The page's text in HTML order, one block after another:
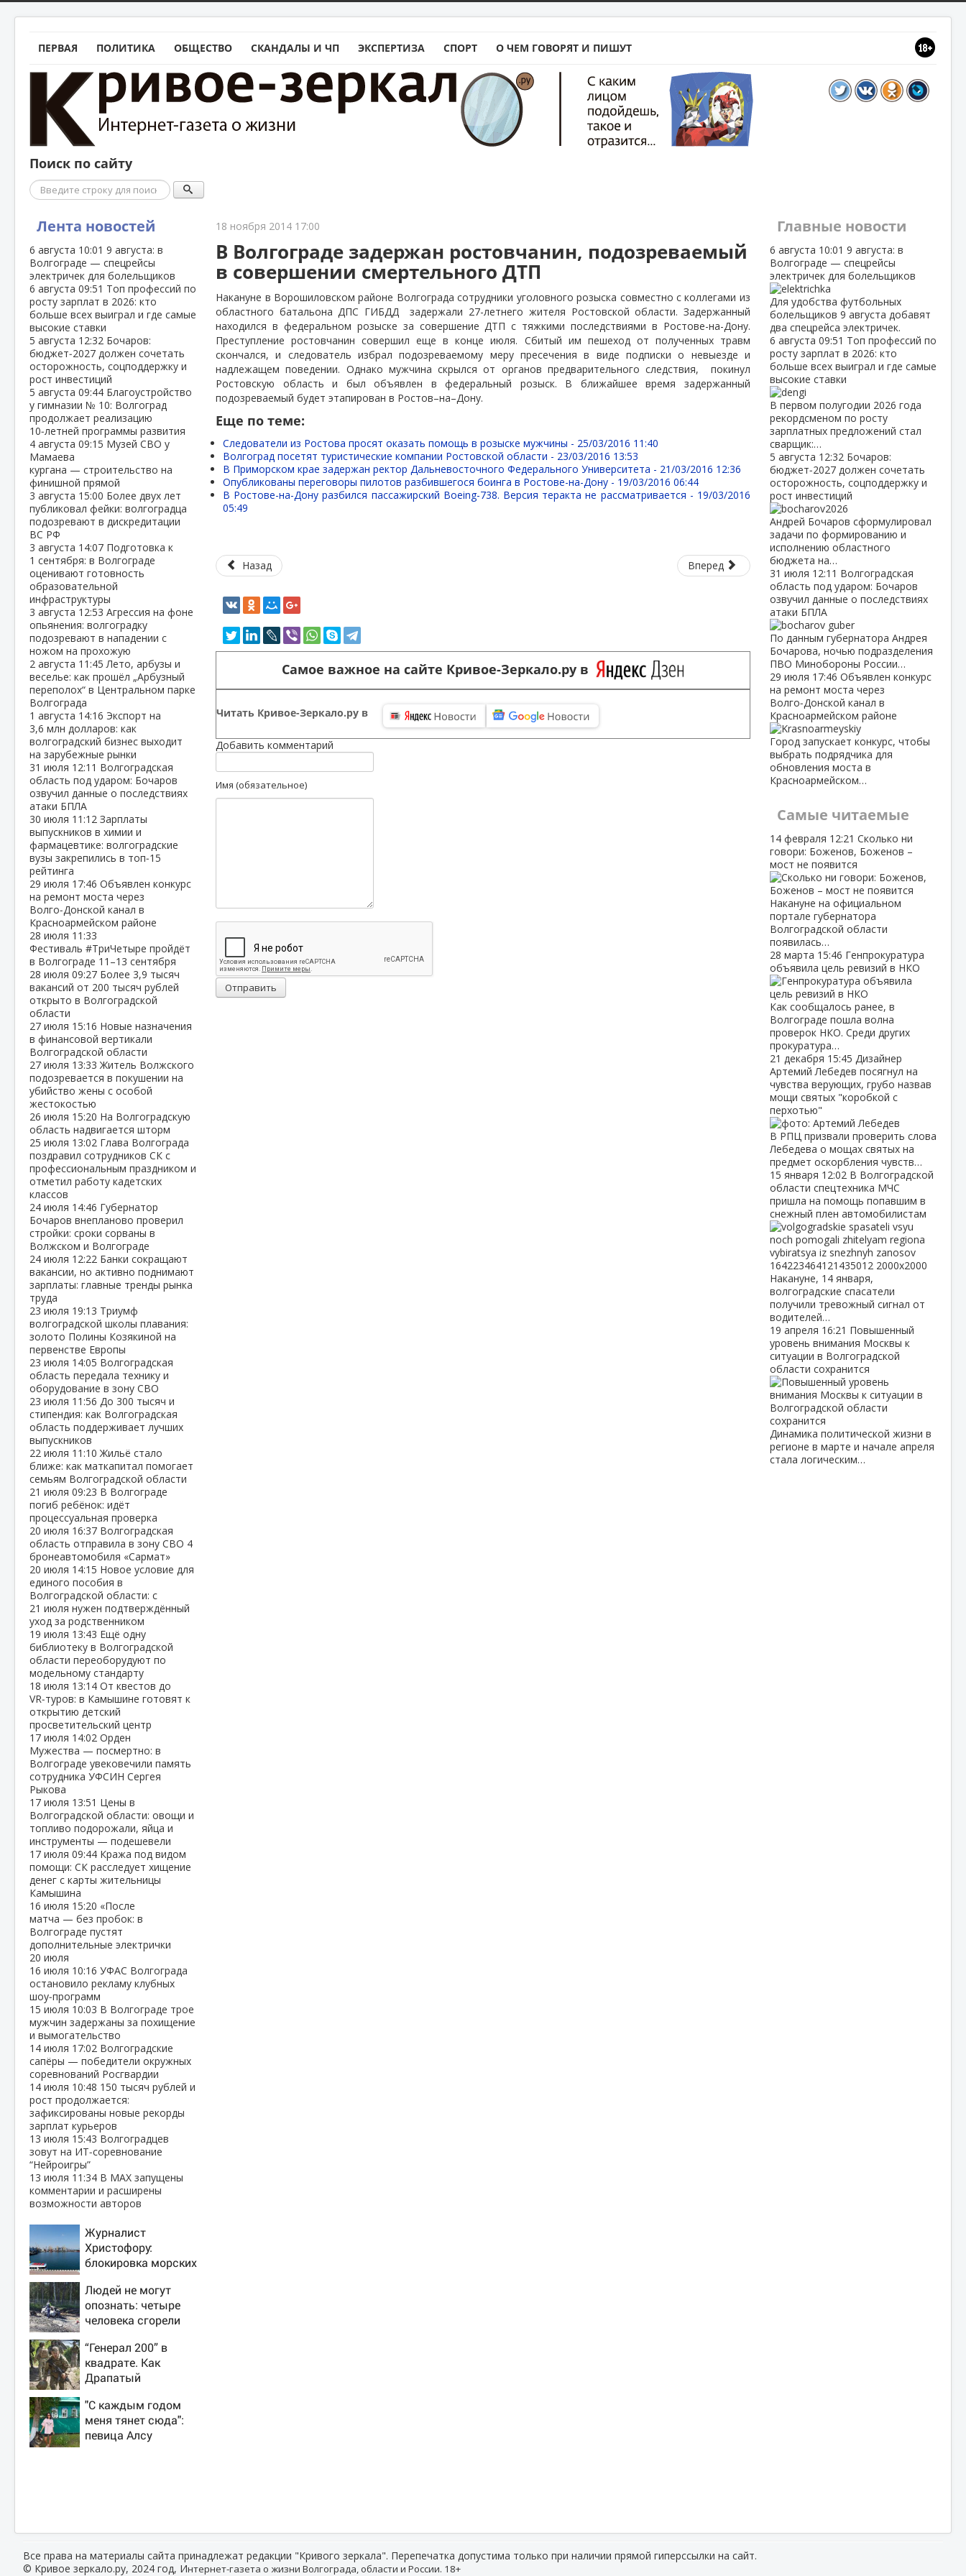
ПЕРВАЯ ПОЛИТИКА ОБЩЕСТВО СКАНДАЛЫ И ЧП ЭКСПЕРТИЗА СПОРТ О ЧЕМ ГОВОРЯТ И ПИШУТ
Поиск по сайту
Поиск
Лента новостей
6 августа 10:01 9 августа: в
Волгограде — спецрейсы
электричек для болельщиков
6 августа 09:51 Топ профессий по
росту зарплат в 2026: кто
больше всех выиграл и где самые
высокие ставки
5 августа 12:32 Бочаров:
бюджет‑2027 должен сочетать
осторожность, соцподдержку и
рост инвестиций
5 августа 09:44 Благоустройство
у гимназии № 10: Волгоград
продолжает реализацию
10‑летней программы развития
4 августа 09:15 Музей СВО у
Мамаева
кургана — строительство на
финишной прямой
3 августа 15:00 Более двух лет
публиковал фейки: волгоградца
подозревают в дискредитации
ВС РФ
3 августа 14:07 Подготовка к
1 сентября: в Волгограде
оценивают готовность
образовательной
инфраструктуры
3 августа 12:53 Агрессия на фоне
опьянения: волгоградку
подозревают в нападении с
ножом на прохожую
2 августа 11:45Лето, арбузы и
веселье: как прошёл „Арбузный
переполох“ в Центральном парке
Волгограда
1 августа 14:16 Экспорт на
3,6 млн долларов: как
волгоградский бизнес выходит
на зарубежные рынки
31 июля 12:11 Волгоградская
область под ударом: Бочаров
озвучил данные о последствиях
атаки БПЛА
30 июля 11:12 Зарплаты
выпускников в химии и
фармацевтике: волгоградские
вузы закрепились в топ‑15
рейтинга
29 июля 17:46 Объявлен конкурс
на ремонт моста через
Волго‑Донской канал в
Красноармейском районе
28 июля 11:33
Фестиваль #ТриЧетыре пройдёт
в Волгограде 11–13 сентября
28 июля 09:27 Более 3,9 тысяч
вакансий от 200 тысяч рублей
открыто в Волгоградской
области
27 июля 15:16 Новые назначения
в финансовой вертикали
Волгоградской области
27 июля 13:33Житель Волжского
подозревается в покушении на
убийство жены с особой
жестокостью
26 июля 15:20 На Волгоградскую
область надвигается шторм
25 июля 13:02 Глава Волгограда
поздравил сотрудников СК с
профессиональным праздником и
отметил работу кадетских
классов
24 июля 14:46 Губернатор
Бочаров внепланово проверил
стройки: сроки сорваны в
Волжском и Волгограде
24 июля 12:22 Банки сокращают
вакансии, но активно поднимают
зарплаты: главные тренды рынка
труда
23 июля 19:13 Триумф
волгоградской школы плавания:
золото Полины Козякиной на
первенстве Европы
23 июля 14:05 Волгоградская
область передала технику и
оборудование в зону СВО
23 июля 11:56 До 300 тысяч и
стипендия: как Волгоградская
область поддерживает лучших
выпускников
22 июля 11:10Жильё стало
ближе: как маткапитал помогает
семьям Волгоградской области
21 июля 09:23 В Волгограде
погиб ребёнок: идёт
процессуальная проверка
20 июля 16:37 Волгоградская
область отправила в зону СВО 4
бронеавтомобиля «Сармат»
20 июля 14:15 Новое условие для
единого пособия в
Волгоградской области: с
21 июля нужен подтверждённый
уход за родственником
19 июля 13:43 Ещё одну
библиотеку в Волгоградской
области переоборудуют по
модельному стандарту
18 июля 13:14 От квестов до
VR‑туров: в Камышине готовят к
открытию детский
просветительский центр
17 июля 14:02 Орден
Мужества — посмертно: в
Волгограде увековечили память
сотрудника УФСИН Сергея
Рыкова
17 июля 13:51 Цены в
Волгоградской области: овощи и
топливо подорожали, яйца и
инструменты — подешевели
17 июля 09:44 Кража под видом
помощи: СК расследует хищение
денег с карты жительницы
Камышина
16 июля 15:20 «После
матча — без пробок: в
Волгограде пустят
дополнительные электрички
20 июля
16 июля 10:16 УФАС Волгограда
остановило рекламу клубных
шоу‑программ
15 июля 10:03 В Волгограде трое
мужчин задержаны за похищение
и вымогательство
14 июля 17:02 Волгоградские
сапёры — победители окружных
соревнований Росгвардии
14 июля 10:48 150 тысяч рублей и
рост продолжается:
зафиксированы новые рекорды
зарплат курьеров
13 июля 15:43 Волгоградцев
зовут на ИТ‑соревнование
“Нейроигры”
13 июля 11:34 В МАХ запущены
комментарии и расширены
возможности авторов
Журналист
Христофору:
блокировка морских
катастрофа для
Украины
Людей не могут
опознать: четыре
человека сгорели
ДТП на трассе
07/08/2026 –
Новости
“Генерал 200” в
квадрате. Как
Драпатый
Сырского
"С каждым годом
меня тянет сюда":
певица Алсу
18 ноября 2014 17:00
В Волгограде задержан ростовчанин, подозреваемый
в совершении смертельного ДТП
Накануне в Ворошиловском районе Волгограда сотрудники уголовного розыска совместно с коллегами из
областного батальона ДПС ГИБДД
задержали 27-летнего жителя Ростовской области. Задержанный
находился в федеральном розыске за совершение ДТП с тяжкими последствиями в Ростове-на-Дону.
Преступление ростовчанин совершил еще в конце июля. Сбитый им пешеход от полученных травм
скончался, и следователь избрал подозреваемому меру пресечения в виде подписки о невыезде и
надлежащем поведении. Однако мужчина скрылся от органов предварительного следствия,
покинул
Ростовскую область и был объявлен в федеральный розыск. В ближайшее время задержанный
подозреваемый будет этапирован в Ростов–на–Дону.
Еще по теме:
Следователи из Ростова просят оказать помощь в розыске мужчины - 25/03/2016 11:40
Волгоград посетят туристические компании Ростовской области - 23/03/2016 13:53
В Приморском крае задержан ректор Дальневосточного Федерального Университета - 21/03/2016 12:36
Опубликованы переговоры пилотов разбившегося боинга в Ростове-на-Дону - 19/03/2016 06:44
В Ростове-на-Дону разбился пассажирский Boeing-738. Версия теракта не рассматривается - 19/03/2016
05:49
Назад Вперед
Самое важное на сайте Кривое-Зеркало.ру в
Читать Кривое-Зеркало.ру в
Добавить комментарий
Имя (обязательное)
Отправить
Главные новости
6 августа 10:01 9 августа: в
Волгограде — спецрейсы
электричек для болельщиков
Для удобства футбольных
болельщиков 9 августа добавят
два спецрейса электричек.
6 августа 09:51 Топ профессий по
росту зарплат в 2026: кто
больше всех выиграл и где самые
высокие ставки
В первом полугодии 2026 года
рекордсменом по росту
зарплатных предложений стал
сварщик:…
5 августа 12:32 Бочаров:
бюджет‑2027 должен сочетать
осторожность, соцподдержку и
рост инвестиций
Андрей Бочаров сформулировал
задачи по формированию и
исполнению областного
бюджета на…
31 июля 12:11 Волгоградская
область под ударом: Бочаров
озвучил данные о последствиях
атаки БПЛА
По данным губернатора Андрея
Бочарова, ночью подразделения
ПВО Минобороны России…
29 июля 17:46 Объявлен конкурс
на ремонт моста через
Волго‑Донской канал в
Красноармейском районе
Город запускает конкурс, чтобы
выбрать подрядчика для
обновления моста в
Красноармейском…
Самые читаемые
14 февраля 12:21 Сколько ни
говори: Боженов, Боженов –
мост не появится
Накануне на официальном
портале губернатора
Волгоградской области
появилась…
28 марта 15:46 Генпрокуратура
объявила цель ревизий в НКО
Как сообщалось ранее, в
Волгограде пошла волна
проверок НКО. Среди других
прокуратура…
21 декабря 15:45 Дизайнер
Артемий Лебедев посягнул на
чувства верующих, грубо назвав
мощи святых "коробкой с
перхотью"
В РПЦ призвали проверить слова
Лебедева о мощах святых на
предмет оскорбления чувств…
15 января 12:02 В Волгоградской
области спецтехника МЧС
пришла на помощь попавшим в
снежный плен автомобилистам
Накануне, 14 января,
волгоградские спасатели
получили тревожный сигнал от
водителей…
19 апреля 16:21 Повышенный
уровень внимания Москвы к
ситуации в Волгоградской
области сохранится
Динамика политической жизни в
регионе в марте и начале апреля
стала логическим…
Все права на материалы сайта принадлежат редакции "Кривого зеркала". Перепечатка допустима только при наличии прямой гиперссылки на сайт.
© Кривое зеркало.ру, 2024 год, Интернет-газета о жизни Волгограда, области и России. 18+